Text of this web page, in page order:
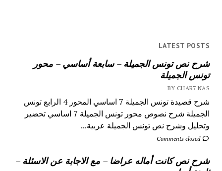
LATEST POSTS
شرح نص تونس الجميلة – سابعة أساسي – محور
تونس الجميلة
BY CHAR7 NAS
شرح قصيدة تونس الجميلة 7 اساسي المحور 4 الرابع تونس
الجميلة شرح نصوص محور تونس الجميلة 7 اساسي تحضير
وتحليل وشرح نص تونس الجميلة عربية...
Comments closed
شرح نص كانت أماله عراضا – مع الاجابة عن الاسئلة –